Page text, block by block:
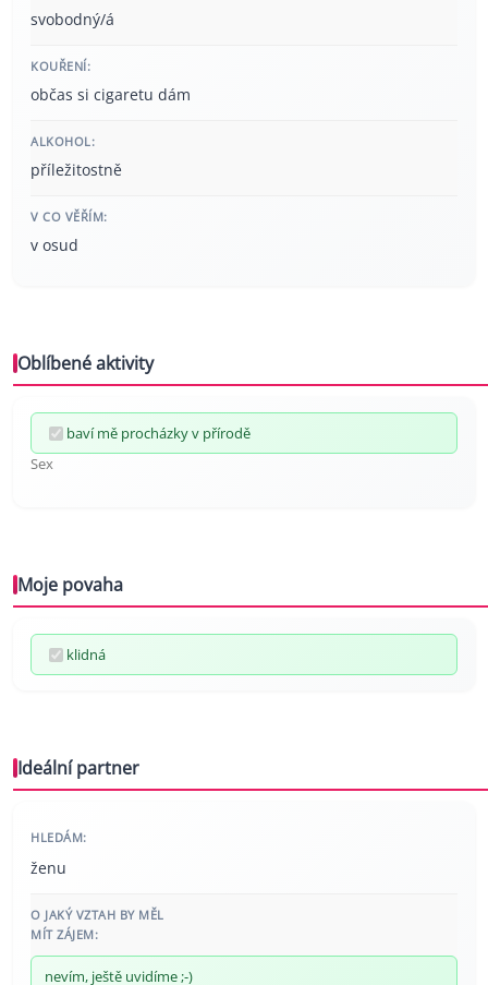
svobodný/á
KOUŘENÍ:
občas si cigaretu dám
ALKOHOL:
příležitostně
V CO VĚŘÍM:
v osud
Oblíbené aktivity
baví mě procházky v přírodě
Sex
Moje povaha
klidná
Ideální partner
HLEDÁM:
ženu
O JAKÝ VZTAH BY MĚL
MÍT ZÁJEM:
nevím, ještě uvidíme ;-)